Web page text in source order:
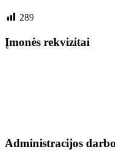
289
Įmonės rekvizitai
Administracijos